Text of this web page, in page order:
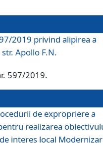
2019 privind alipirea a
Apollo F.N.
597/2019.
de expropriere a
realizarea
interes local